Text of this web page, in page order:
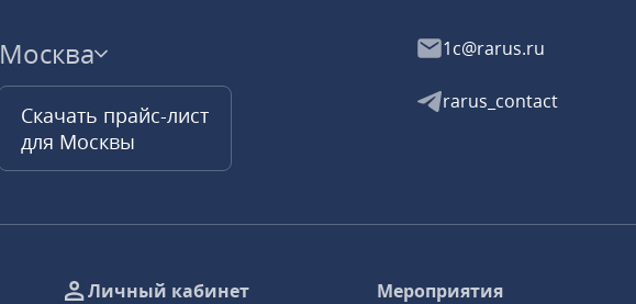
Москва
Скачать прайс-лист
для Москвы
1c@rarus.ru
rarus_contact
Личный кабинет
Мероприятия